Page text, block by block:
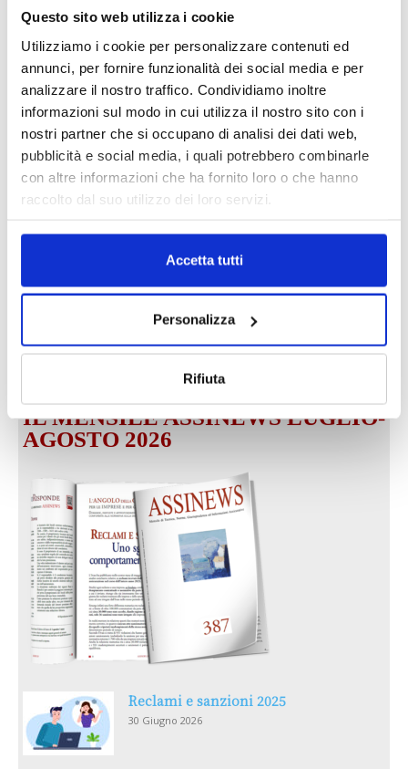
Questo sito web utilizza i cookie
Utilizziamo i cookie per personalizzare contenuti ed
annunci, per fornire funzionalità dei social media e per
analizzare il nostro traffico. Condividiamo inoltre
informazioni sul modo in cui utilizza il nostro sito con i
nostri partner che si occupano di analisi dei dati web,
pubblicità e social media, i quali potrebbero combinarle
con altre informazioni che ha fornito loro o che hanno
raccolto dal suo utilizzo dei loro servizi.
Accetta tutti
Personalizza
Rifiuta
DALLE AZIENDENotizie sponsorizzate
partecipazione alla Convention degli
intermediari partner 2026
1 Luglio 2026
dell’IA sul futuro e oltre)
1 Luglio 2026
IL MENSILE ASSINEWS LUGLIO-
AGOSTO 2026
Reclami e sanzioni 2025
30 Giugno 2026